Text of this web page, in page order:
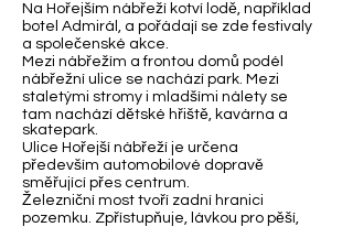
Na Hořejším nábřeží kotví lodě, například
botel Admirál, a pořádají se zde festivaly
a společenské akce.
Mezi nábřežím a frontou domů podél
nábřežní ulice se nachází park. Mezi
staletými stromy i mladšími nálety se
tam nachází dětské hřiště, kavárna a
skatepark.
Ulice Hořejší nábřeží je určena
především automobilové dopravě
směřující přes centrum.
Železniční most tvoří zadní hranici
pozemku. Zpřístupňuje, lávkou pro pěší,